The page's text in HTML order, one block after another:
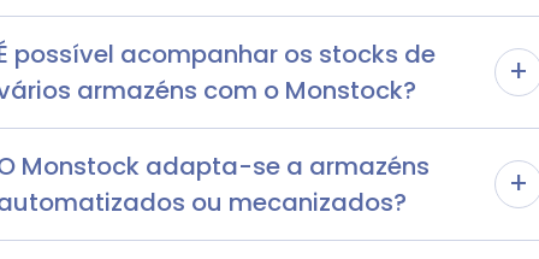
possível acompanhar os stocks de
armazéns com o Monstock?
+
Monstock adapta-se a armazéns
ou mecanizados?
+